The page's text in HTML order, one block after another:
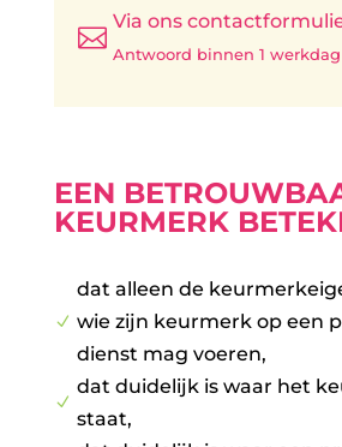

Via ons
Antwoord binnen 1 werkdag
EEN
KEURMERK
N
dat alleen de
wie zijn keurmerk op een
dienst mag voeren,
N
dat duidelijk is waar het
staat,